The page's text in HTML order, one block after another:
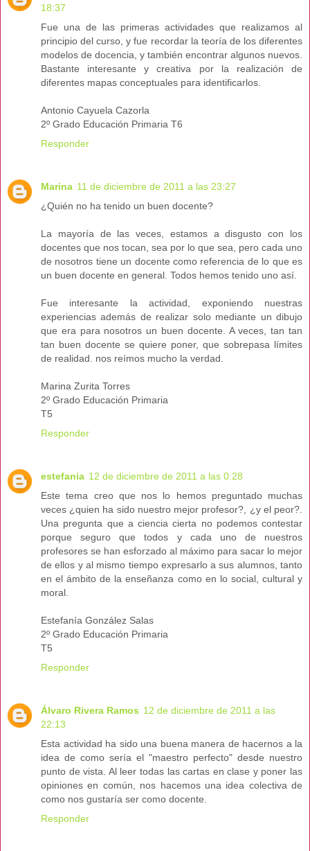
18:37
Fue una de las primeras actividades que realizamos al
principio del curso, y fue recordar la teoría de los diferentes
modelos de docencia, y también encontrar algunos nuevos.
Bastante interesante y creativa por la realización de
diferentes mapas conceptuales para identificarlos.
Antonio Cayuela Cazorla
2º Grado Educación Primaria T6
Responder
Marina 11 de diciembre de 2011 a las 23:27
¿Quién no ha tenido un buen docente?
La mayoría de las veces, estamos a disgusto con los
docentes que nos tocan, sea por lo que sea, pero cada uno
de nosotros tiene un docente como referencia de lo que es
un buen docente en general. Todos hemos tenido uno así.
Fue interesante la actividad, exponiendo nuestras
experiencias además de realizar solo mediante un dibujo
que era para nosotros un buen docente. A veces, tan tan
tan buen docente se quiere poner, que sobrepasa límites
de realidad. nos reímos mucho la verdad.
Marina Zurita Torres
2º Grado Educación Primaria
T5
Responder
estefania 12 de diciembre de 2011 a las 0:28
Este tema creo que nos lo hemos preguntado muchas
veces ¿quien ha sido nuestro mejor profesor?, ¿y el peor?.
Una pregunta que a ciencia cierta no podemos contestar
porque seguro que todos y cada uno de nuestros
profesores se han esforzado al máximo para sacar lo mejor
de ellos y al mismo tiempo expresarlo a sus alumnos, tanto
en el ámbito de la enseñanza como en lo social, cultural y
moral.
Estefanía González Salas
2º Grado Educación Primaria
T5
Responder
Álvaro Rivera Ramos 12 de diciembre de 2011 a las
22:13
Esta actividad ha sido una buena manera de hacernos a la
idea de como sería el "maestro perfecto" desde nuestro
punto de vista. Al leer todas las cartas en clase y poner las
opiniones en común, nos hacemos una idea colectiva de
como nos gustaría ser como docente.
Responder